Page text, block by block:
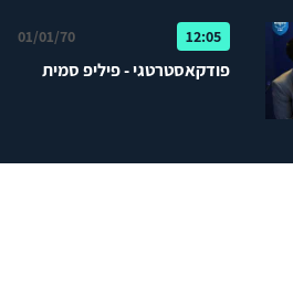
12:05
01/01/70
פודקאסטרטגי - פיליפ סמית